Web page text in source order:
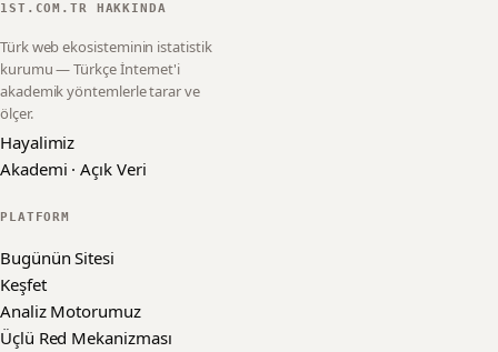
1ST.COM.TR HAKKINDA
Türk web ekosisteminin istatistik
kurumu — Türkçe İnternet'i
akademik yöntemlerle tarar ve
ölçer.
Hayalimiz
Akademi · Açık Veri
PLATFORM
Bugünün Sitesi
Keşfet
Analiz Motorumuz
Üçlü Red Mekanizması